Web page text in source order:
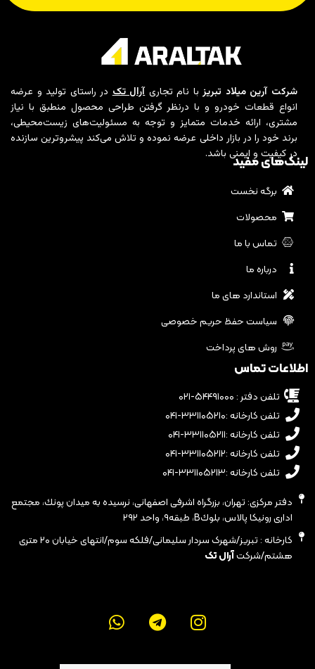
شرکت آرین میلاد تبریزبا نام تجاریآرال تکدر راستای تولید و عرضه
انواع قطعات خودرو و با درنظر گرفتن طراحی محصول منطبق با نیاز
مشتری، ارائه خدمات متمایز و توجه به مسئولیت‌های زیست‌محیطی،
برند خود را در بازار داخلی عرضه نموده و تلاش می‌کند پیشروترین سازنده
در کیفیت و ایمنی باشد.
لینک‌های مفید
برگه نخست
محصولات
تماس با ما
درباره ما
استاندارد های ما
سیاست حفظ حریم خصوصی
روش های پرداخت
اطلاعات تماس
تلفن دفتر : ۵۴۴۹۱۰۰۰-۰۲۱
تلفن کارخانه :۳۳۱۱۰۵۲۱۰-۰۴۱
تلفن کارخانه :۳۳۱۱۰۵۲۱۱-۰۴۱
تلفن کارخانه :۳۳۱۱۰۵۲۱۲-۰۴۱
تلفن کارخانه :۳۳۱۱۰۵۲۱۳-۰۴۱
دفتر مرکزی: تهران، بزرگراه اشرفى اصفهانى، نرسيده به ميدان پونك، مجتمع
ادارى رونيكا پالاس، بلوكB، طبقه٩، واحد ٢٩٢
کارخانه : تبریز/شهرک سردار سلیمانی/فلکه سوم/انتهای خیابان ۲۰ متری
هشتم/شرکتآرال تک